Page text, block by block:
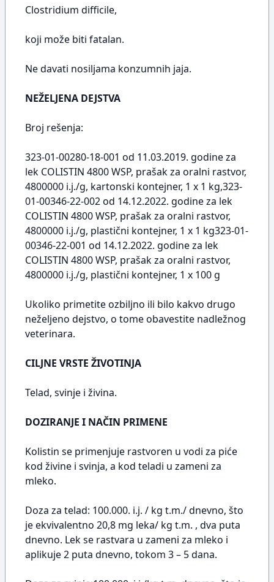
Clostridium difficile,
koji može biti fatalan.
Ne davati nosiljama konzumnih jaja.
NEŽELJENA DEJSTVA
Broj rešenja:
323-01-00280-18-001 od 11.03.2019. godine za
lek COLISTIN 4800 WSP, prašak za oralni rastvor,
4800000 i.j./g, kartonski kontejner, 1 x 1 kg,323-
01-00346-22-002 od 14.12.2022. godine za lek
COLISTIN 4800 WSP, prašak za oralni rastvor,
4800000 i.j./g, plastični kontejner, 1 x 1 kg323-01-
00346-22-001 od 14.12.2022. godine za lek
COLISTIN 4800 WSP, prašak za oralni rastvor,
4800000 i.j./g, plastični kontejner, 1 x 100 g
Ukoliko primetite ozbiljno ili bilo kakvo drugo
neželjeno dejstvo, o tome obavestite nadležnog
veterinara.
CILJNE VRSTE ŽIVOTINJA
Telad, svinje i živina.
DOZIRANJE I NAČIN PRIMENE
Kolistin se primenjuje rastvoren u vodi za piće
kod živine i svinja, a kod teladi u zameni za
mleko.
Doza za telad: 100.000. i.j. / kg t.m./ dnevno, što
je ekvivalentno 20,8 mg leka/ kg t.m. , dva puta
dnevno. Lek se rastvara u zameni za mleko i
aplikuje 2 puta dnevno, tokom 3 – 5 dana.